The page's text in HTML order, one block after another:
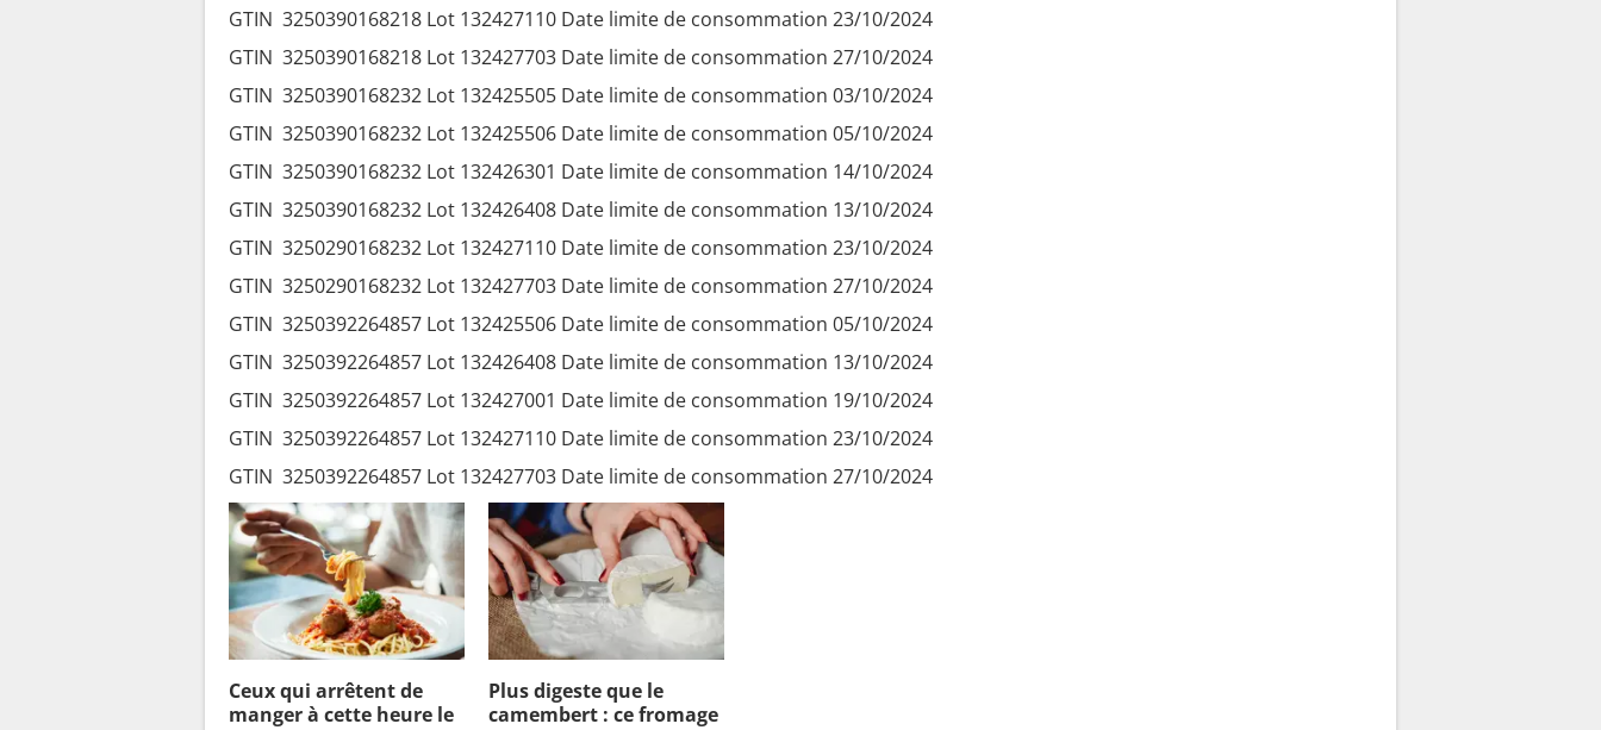
GTIN 3250390168218 Lot 132427110 Date limite de consommation 23/10/2024
GTIN 3250390168218 Lot 132427703 Date limite de consommation 27/10/2024
GTIN 3250390168232 Lot 132425505 Date limite de consommation 03/10/2024
GTIN 3250390168232 Lot 132425506 Date limite de consommation 05/10/2024
GTIN 3250390168232 Lot 132426301 Date limite de consommation 14/10/2024
GTIN 3250390168232 Lot 132426408 Date limite de consommation 13/10/2024
GTIN 3250290168232 Lot 132427110 Date limite de consommation 23/10/2024
GTIN 3250290168232 Lot 132427703 Date limite de consommation 27/10/2024
GTIN 3250392264857 Lot 132425506 Date limite de consommation 05/10/2024
GTIN 3250392264857 Lot 132426408 Date limite de consommation 13/10/2024
GTIN 3250392264857 Lot 132427001 Date limite de consommation 19/10/2024
GTIN 3250392264857 Lot 132427110 Date limite de consommation 23/10/2024
GTIN 3250392264857 Lot 132427703 Date limite de consommation 27/10/2024
Ceux qui arrêtent de
manger à cette heure le
Plus digeste que le
camembert : ce fromage